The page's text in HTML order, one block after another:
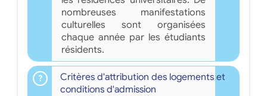
nombreuses manifestations
culturelles sont organisées
chaque année par les étudiants
résidents.
Critères d'attribution des logements et
conditions d'admission